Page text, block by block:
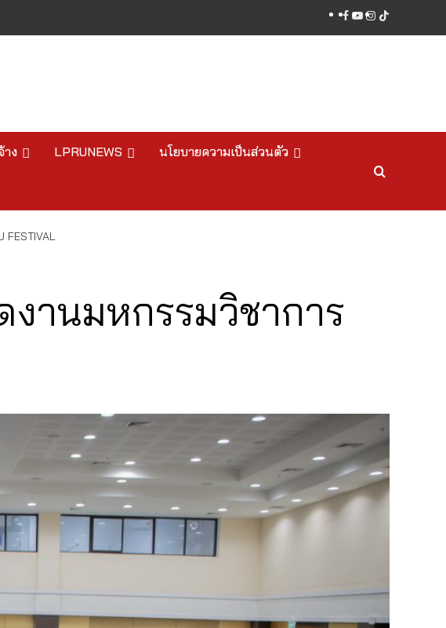
facebook
youtube
instagram
tiktok
าง LPRUNEWS นโยบายความเป็นส่วนตัว
านมหกรรมวิชาการ